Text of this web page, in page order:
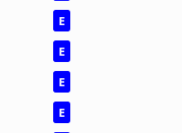
E
E
E
E